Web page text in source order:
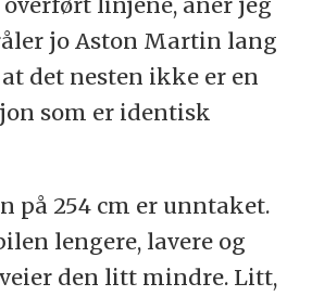
jo Aston Martin lang
det nesten ikke er en
som er identisk
på 254 cm er unntaket.
lengere, lavere og
veier den litt mindre. Litt,